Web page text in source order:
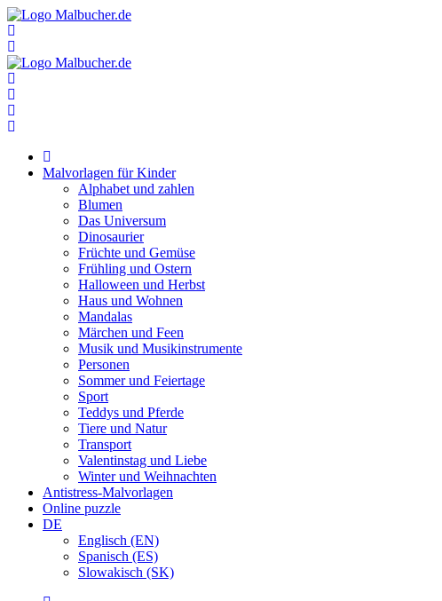
Zum
Inhalt
springen
Malvorlagen für Kinder
Alphabet und zahlen
Blumen
Das Universum
Dinosaurier
Früchte und Gemüse
Frühling und Ostern
Halloween und Herbst
Haus und Wohnen
Mandalas
Märchen und Feen
Musik und Musikinstrumente
Personen
Sommer und Feiertage
Sport
Teddys und Pferde
Tiere und Natur
Transport
Valentinstag und Liebe
Winter und Weihnachten
Antistress-Malvorlagen
Online puzzle
DE
Englisch (EN)
Spanisch (ES)
Slowakisch (SK)